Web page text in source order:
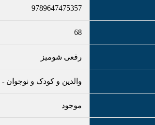
9789647475357
68
رقعی شومیز
والدین و کودک و نوجوان -
موجود